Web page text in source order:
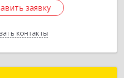
заявку
контакты
заявку
Назад